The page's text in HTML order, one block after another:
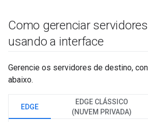
Como gerenciar
usando a interface
Gerencie os servidores de destino,
abaixo.
EDGE
EDGE CLÁSSICO
(NUVEM PRIVADA)